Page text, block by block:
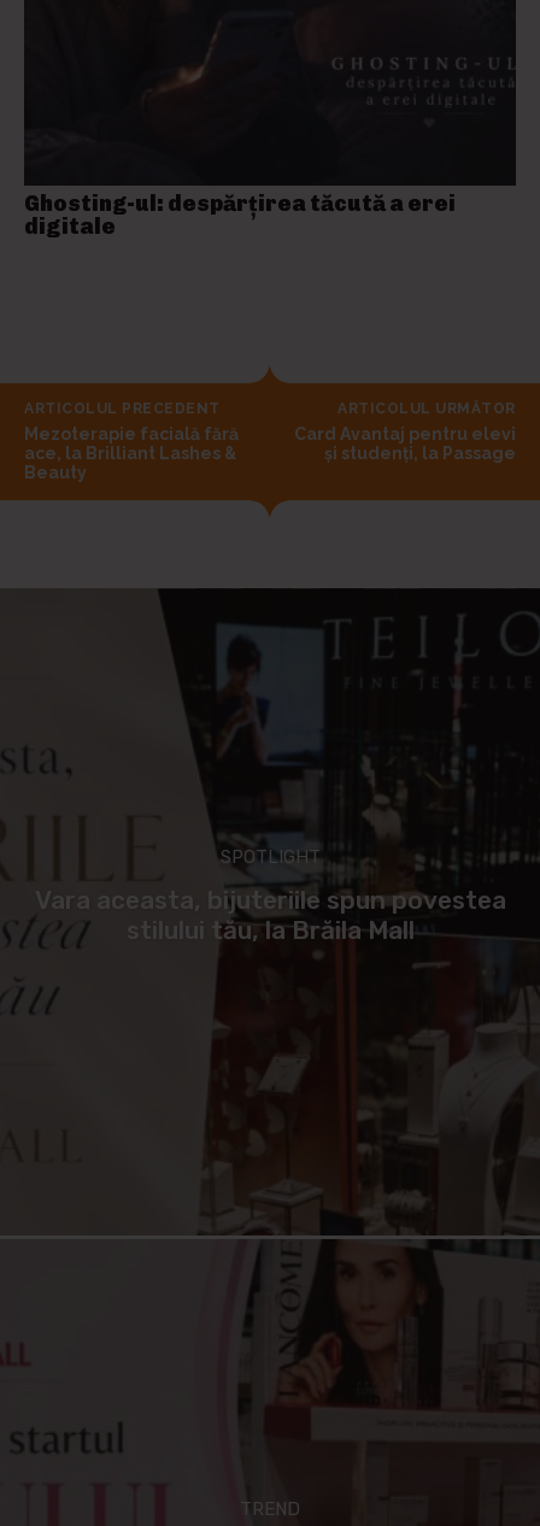
Ghosting-ul: despărțirea tăcută a erei
digitale
ARTICOLUL PRECEDENT
Mezoterapie facială fără
ace, la Brilliant Lashes &
Beauty
ARTICOLUL URMĂTOR
Card Avantaj pentru elevi
și studenți, la Passage
SPOTLIGHT
Vara aceasta, bijuteriile spun povestea
stilului tău, la Brăila Mall
TREND